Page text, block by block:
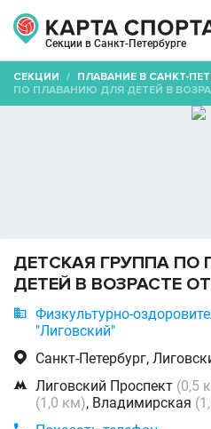
Секции в Санкт-Петербурге
СЕКЦИИ / ПЛАВАНИЕ В САНКТ-
ПО ПЛАВАНИЮ ДЛЯ ДЕТЕЙ В
ДЕТСКАЯ ГРУППА
ДЕТЕЙ В ВОЗРАСТЕ

Физкультурно-
"Лиговский"
 Санкт-Петербург,
 Лиговский Проспект (0,5
(1,0 км), Владимирская